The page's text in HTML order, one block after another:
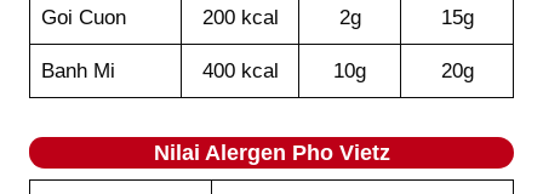
Goi Cuon 200 kcal 2g 15g
Banh Mi 400 kcal 10g 20g
Nilai Alergen Pho Vietz